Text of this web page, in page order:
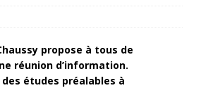
LA COMMUNE
propose à tous de
réunion d’information.
des études préalables à